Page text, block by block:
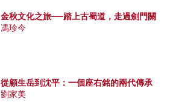
金秋文化之旅──踏上古蜀道，走過劍門關
馮珍今
從顧生岳到沈平：一個座右銘的兩代傳承
劉家美